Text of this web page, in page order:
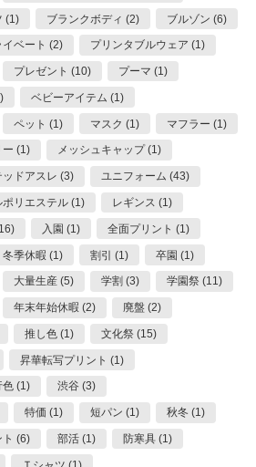
(1) ブランクボディ (2) ブルゾン (6)
イベート (2) プリンタブルウェア (1)
プレゼント (10) プーマ (1)
ベビーアイテム (1)
ペット (1) マスク (1) マフラー (1)
ー (1) メッシュキャップ (1)
ッドアスレ (3) ユニフォーム (43)
ポリエステル (1) レギンス (1)
入園 (1) 全面プリント (1)
冬季休暇 (1) 割引 (1) 卒園 (1)
大量生産 (5) 学割 (3) 学園祭 (11)
年末年始休暇 (2) 廃盤 (2)
推し色 (1) 文化祭 (15)
昇華転写プリント (1)
色 (1) 渋谷 (3)
特価 (1) 短パン (1) 秋冬 (1)
ト (6) 部活 (1) 防寒具 (1)